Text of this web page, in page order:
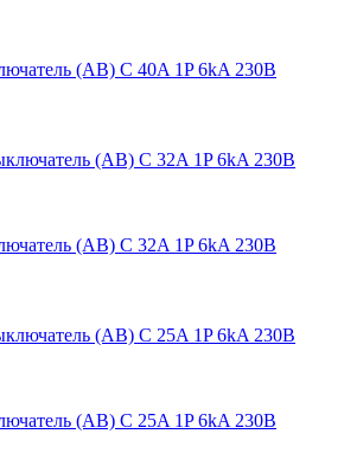
(АВ) C 40A 1P 6kA 230В
(АВ) C 32A 1P 6kA 230В
(АВ) C 25A 1P 6kA 230В